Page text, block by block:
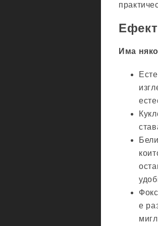
Ефект
Има
е